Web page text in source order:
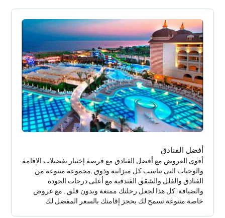
أفضل الفنادق
أقوى العروض مع أفضل الفنادق مع فرصة إختيار تفضيلات الإقامة
والوجبات التى تناسب كل ميزانية وذوق .مجموعة متنوعة من
الفنادق والفلل والشقق الفندقية مع أعلى درجات الجودة
والضيافة .كل هذا لجعل رحلتك ممتعة وبدون قلق . مع عروض
خاصة متنوعة تسمح لك بحجز إقامتك بالسعر المفضل لك